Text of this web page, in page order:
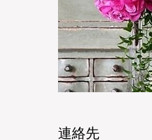
連絡先